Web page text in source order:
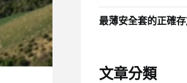
最薄安全套的正確
文章分類